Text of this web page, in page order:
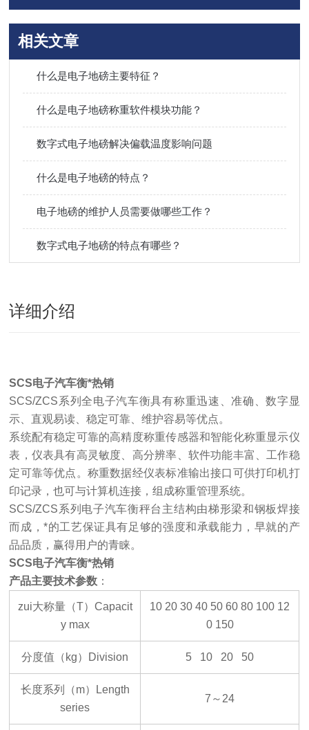
相关文章
什么是电子地磅主要特征？
什么是电子地磅称重软件模块功能？
数字式电子地磅解决偏载温度影响问题
什么是电子地磅的特点？
电子地磅的维护人员需要做哪些工作？
数字式电子地磅的特点有哪些？
详细介绍
SCS电子汽车衡*热销
SCS/ZCS系列全电子汽车衡具有称重迅速、准确、数字显
示、直观易读、稳定可靠、维护容易等优点。
系统配有稳定可靠的高精度称重传感器和智能化称重显示仪
表，仪表具有高灵敏度、高分辨率、软件功能丰富、工作稳
定可靠等优点。称重数据经仪表标准输出接口可供打印机打
印记录，也可与计算机连接，组成称重管理系统。
SCS/ZCS系列电子汽车衡秤台主结构由梯形梁和钢板焊接
而成，*的工艺保证具有足够的强度和承载能力，早就的产
品品质，赢得用户的青睐。
SCS电子汽车衡*热销
产品主要技术参数 ：
zui大称量（T）Capacit
y max
10 20 30 40 50 60 80 100 12
0 150
分度值（kg）Division 5 10 20 50
长度系列（m）Length
series
7 ～24